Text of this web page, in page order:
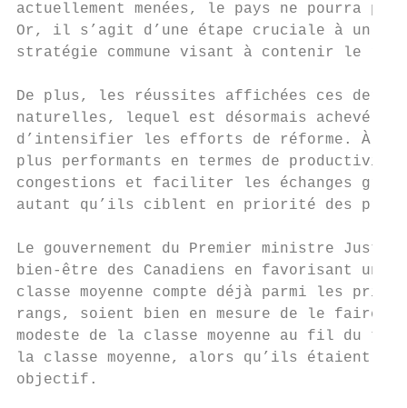
actuellement menées, le pays ne pourra
Or, il s’agit d’une étape cruciale à un
stratégie commune visant à contenir le
De plus, les réussites affichées ces
naturelles, lequel est désormais achevé.
d’intensifier les efforts de réforme. À cet
plus performants en termes de
congestions et faciliter les échanges
autant qu’ils ciblent en priorité des
Le gouvernement du Premier ministre
bien-être des Canadiens en favorisant
classe moyenne compte déjà parmi les
rangs, soient bien en mesure de le faire.
modeste de la classe moyenne au fil du
la classe moyenne, alors qu’ils étaient
objectif.